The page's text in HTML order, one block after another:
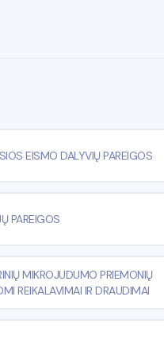
EISMO DALYVIŲ PAREIGOS
PAREIGOS
MIKROJUDUMO PRIEMONIŲ
REIKALAVIMAI IR DRAUDIMAI